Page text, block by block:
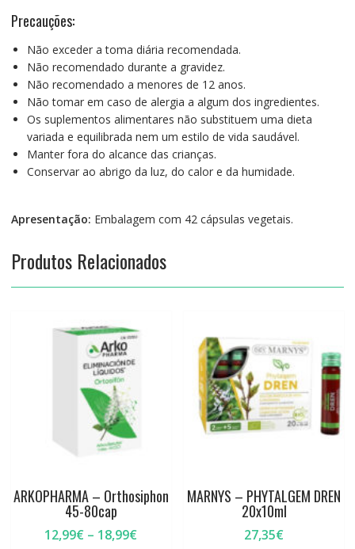
Precauções:
Não exceder a toma diária recomendada.
Não recomendado durante a gravidez.
Não recomendado a menores de 12 anos.
Não tomar em caso de alergia a algum dos ingredientes.
Os suplementos alimentares não substituem uma dieta
variada e equilibrada nem um estilo de vida saudável.
Manter fora do alcance das crianças.
Conservar ao abrigo da luz, do calor e da humidade.
Apresentação: Embalagem com 42 cápsulas vegetais.
Produtos Relacionados
ARKOPHARMA – Orthosiphon
45-80cap
12,99€ – 18,99€Price
MARNYS – PHYTALGEM DREN
20x10ml
27,35€